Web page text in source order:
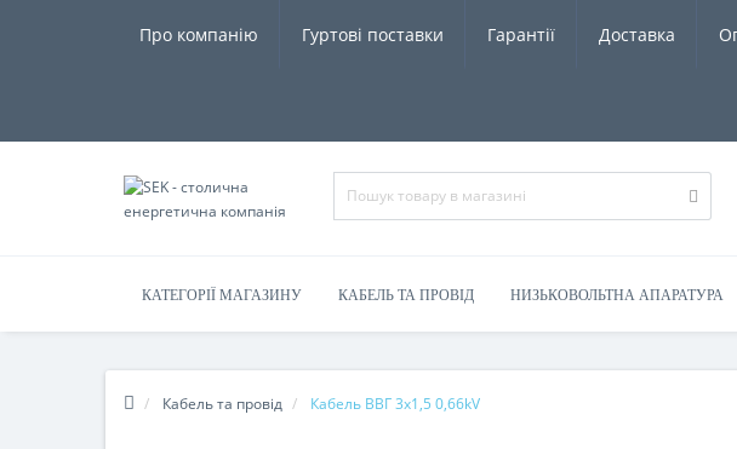
Про компанію Гуртові поставки Гарантії Доставка
КАТЕГОРІЇ МАГАЗИНУ КАБЕЛЬ ТА ПРОВІД НИЗЬКОВОЛЬТНА АПАРАТУРА
Кабель та провід Кабель ВВГ 3х1,5 0,66kV